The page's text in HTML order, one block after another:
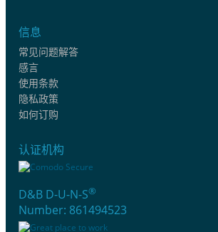
信息
常见问题解答
感言
使用条款
隐私政策
如何订购
认证机构
D&B D-U-N-S®
Number: 861494523